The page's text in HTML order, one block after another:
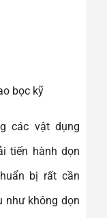
bọc kỹ
các vật dụng
tiến hành dọn
bị rất cần
như không dọn